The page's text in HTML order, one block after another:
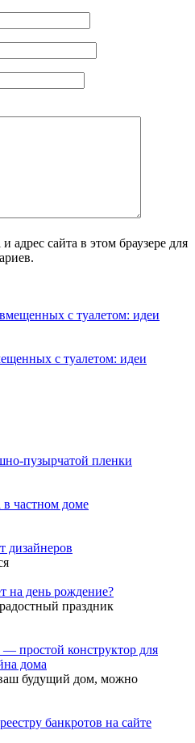
адрес сайта в этом браузере для
с туалетом: идеи
пузырчатой пленки
в частном доме
дизайнеров
на день рождение?
праздник
простой конструктор для
дома
ваш будущий дом, можно
банкротов на сайте